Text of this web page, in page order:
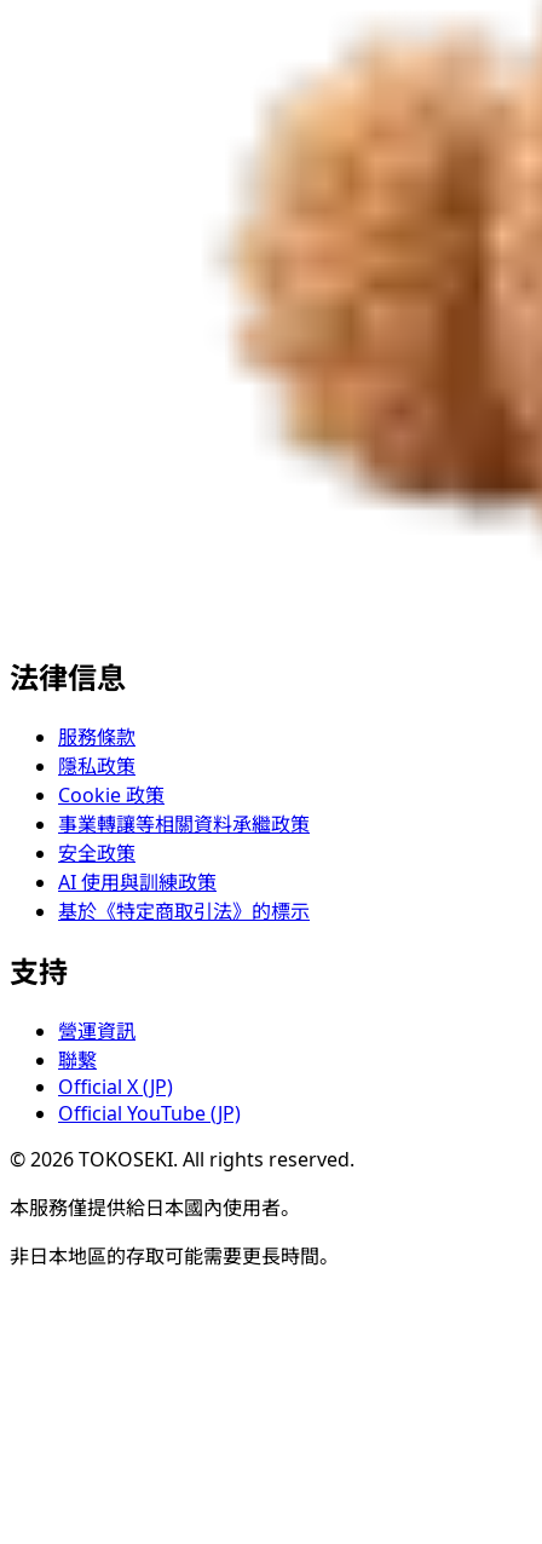
法律信息
服務條款
隱私政策
Cookie 政策
事業轉讓等相關資料承繼政策
安全政策
AI 使用與訓練政策
基於《特定商取引法》的標示
支持
營運資訊
聯繫
Official X (JP)
Official YouTube (JP)
©2026TOKOSEKI. All rights reserved.
本服務僅提供給日本國內使用者。
非日本地區的存取可能需要更長時間。